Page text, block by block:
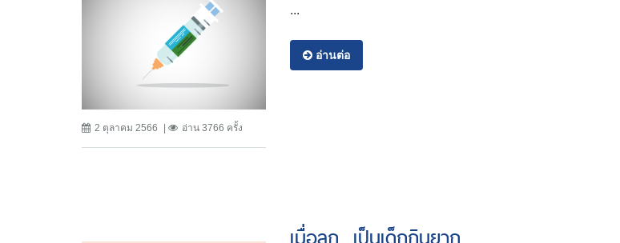
2 ตุลาคม 2566 อ่าน 3766 ครั้ง
...
อ่านต่อ